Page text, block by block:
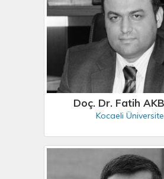
Doç. Dr. Fatih
Kocaeli